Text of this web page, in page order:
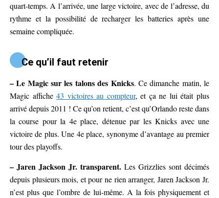
quart-temps. A l’arrivée, une large victoire, avec de l’adresse, du
rythme et la possibilité de recharger les batteries après une
semaine compliquée.
Ce qu’il faut retenir
– Le Magic sur les talons des Knicks. Ce dimanche matin, le
Magic affiche43 victoires au compteur, et ça ne lui était plus
arrivé depuis 2011 ! Ce qu’on retient, c’est qu’Orlando reste dans
la course pour la 4e place, détenue par les Knicks avec une
victoire de plus. Une 4e place, synonyme d’avantage au premier
tour des playoffs.
– Jaren Jackson Jr. transparent. Les Grizzlies sont décimés
depuis plusieurs mois, et pour ne rien arranger, Jaren Jackson Jr.
n’est plus que l’ombre de lui-même. A la fois physiquement et